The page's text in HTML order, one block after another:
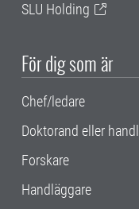
SLU Holding
För dig som är
Chef/ledare
Doktorand eller
Forskare
Handläggare